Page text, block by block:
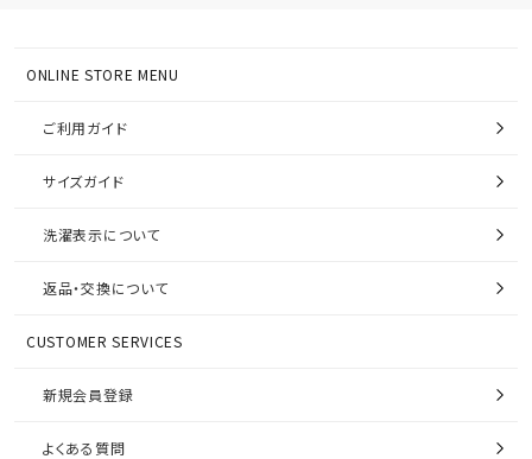
ONLINE STORE MENU
ご利用ガイド
サイズガイド
洗濯表示について
返品・交換について
CUSTOMER SERVICES
新規会員登録
よくある質問